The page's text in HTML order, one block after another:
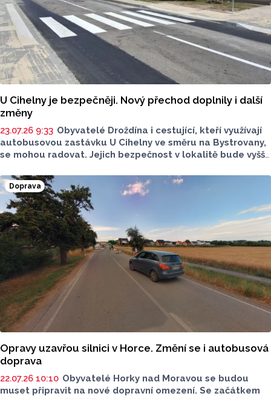
U Cihelny je bezpečněji. Nový přechod doplnily i další
změny
23.07.26 9:33 Obyvatelé Droždína i cestující, kteří využívají
autobusovou zastávku U Cihelny ve směru na Bystrovany,
se mohou radovat. Jejich bezpečnost v lokalitě bude vyšší.
trvaly jeden měsíc.
Doprava
Opravy uzavřou silnici v Horce. Změní se i autobusová
doprava
22.07.26 10:10 Obyvatelé Horky nad Moravou se budou
muset připravit na nové dopravní omezení. Se začátkem